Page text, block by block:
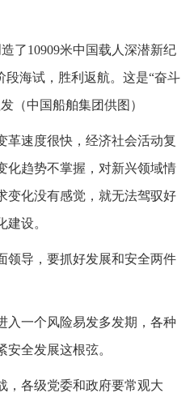
了10909米中国载人深潜新纪
段海试，胜利返航。这是“奋斗
（中国船舶集团供图）
革速度很快，经济社会活动复
化趋势不掌握，对新兴领域情
变化没有感觉，就无法驾驭好
设。
领导，要抓好发展和安全两件
入一个风险易发多发期，各种
全发展这根弦。
，各级党委和政府要常观大